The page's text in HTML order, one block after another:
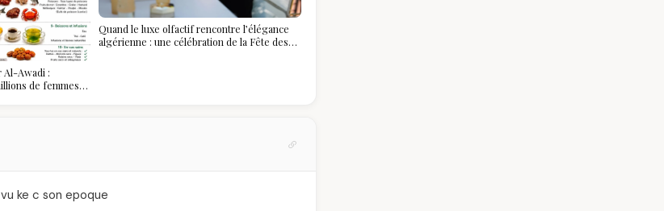
Al-Awadi :
de femmes
Quand le luxe olfactif rencontre l’élégance
algérienne : une célébration de la Fête des
ke c son epoque